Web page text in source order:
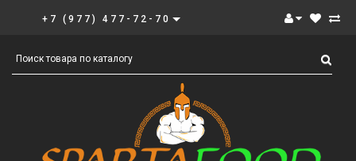
+7 (977) 477-72-70